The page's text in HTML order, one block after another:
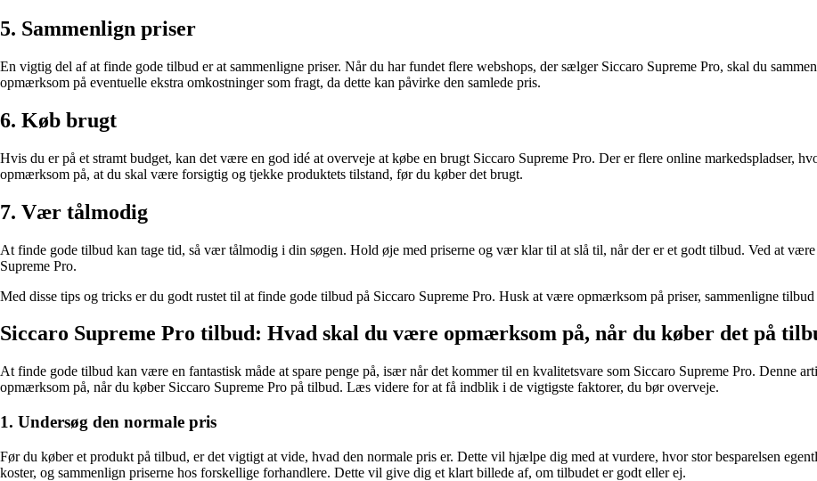
5. Sammenlign priser
En vigtig del af at finde gode tilbud er at sammenligne priser. Når du har fundet flere webshops, der sælger Siccaro Supreme Pro, skal du
opmærksom på eventuelle ekstra omkostninger som fragt, da dette kan påvirke den samlede pris.
6. Køb brugt
Hvis du er på et stramt budget, kan det være en god idé at overveje at købe en brugt Siccaro Supreme Pro. Der er flere online markedspladser,
opmærksom på, at du skal være forsigtig og tjekke produktets tilstand, før du køber det brugt.
7. Vær tålmodig
At finde gode tilbud kan tage tid, så vær tålmodig i din søgen. Hold øje med priserne og vær klar til at slå til, når der er et godt tilbud. Ved at
Supreme Pro.
Med disse tips og tricks er du godt rustet til at finde gode tilbud på Siccaro Supreme Pro. Husk at være opmærksom på priser, sammenligne
Siccaro Supreme Pro tilbud: Hvad skal du være opmærksom på, når du køber det på
At finde gode tilbud kan være en fantastisk måde at spare penge på, især når det kommer til en kvalitetsvare som Siccaro Supreme Pro. Denne
opmærksom på, når du køber Siccaro Supreme Pro på tilbud. Læs videre for at få indblik i de vigtigste faktorer, du bør overveje.
1. Undersøg den normale pris
Før du køber et produkt på tilbud, er det vigtigt at vide, hvad den normale pris er. Dette vil hjælpe dig med at vurdere, hvor stor besparelsen
koster, og sammenlign priserne hos forskellige forhandlere. Dette vil give dig et klart billede af, om tilbudet er godt eller ej.